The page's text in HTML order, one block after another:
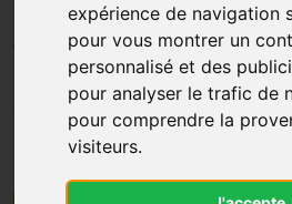
expérience de navigation
pour vous montrer un
personnalisé et des
pour analyser le trafic de
pour comprendre la
visiteurs.
Accessoires
Accessoires pour
Pharmacie-Jules-
Découvrez Notre